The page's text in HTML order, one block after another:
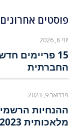
פוסטים
יוני 8, 2026
15 פריימים
החברתית
פברואר 9, 2023
ההנחיות
מלאכותית 2023 [תרגום]